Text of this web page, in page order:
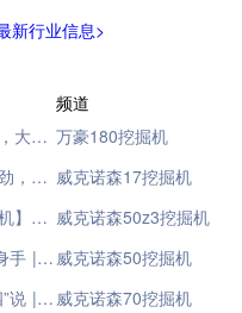
新行业信息>
小身材，大能量！山河智能最小纯电动液压挖掘机成功下线
动力强劲，市政先锋 | 现代HW60轮式挖掘机
【试用机】416小时国四SY60C
“大”显身手 |小松国四大吨位挖掘机集结！
我有“四”说 | 服务篇——国四挖掘机1000小时保养手册
频道
万豪180挖掘机
威克诺森17挖掘机
威克诺森50z3挖掘机
威克诺森50挖掘机
威克诺森70挖掘机